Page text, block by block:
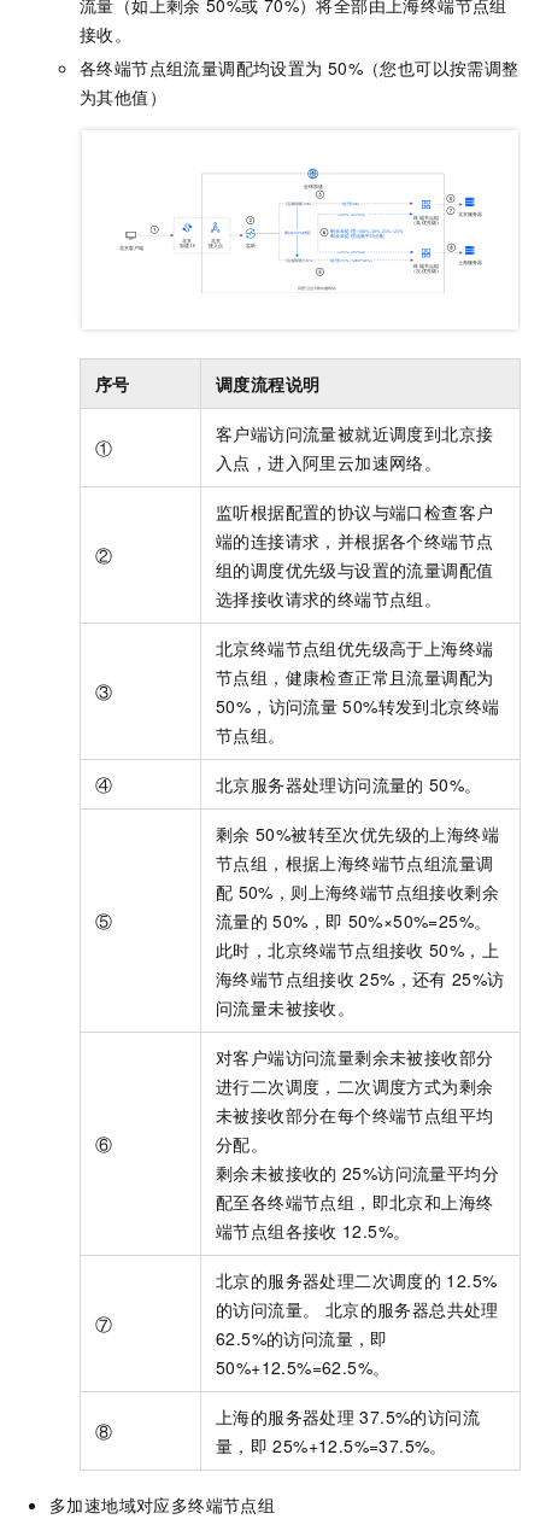
接收。
各终端节点组流量调配均设置为 50%（您也可以按需调整
为其他值）
序号 调度流程说明
①
客户端访问流量被就近调度到北京接
入点，进入阿里云加速网络。
②
监听根据配置的协议与端口检查客户
端的连接请求，并根据各个终端节点
组的调度优先级与设置的流量调配值
选择接收请求的终端节点组。
③
北京终端节点组优先级高于上海终端
节点组，健康检查正常且流量调配为
50%，访问流量 50%转发到北京终端
节点组。
④ 北京服务器处理访问流量的 50%。
⑤
剩余 50%被转至次优先级的上海终端
节点组，根据上海终端节点组流量调
配 50%，则上海终端节点组接收剩余
流量的 50%，即 50%×50%=25%。
此时，北京终端节点组接收 50%，上
海终端节点组接收 25%，还有 25%访
问流量未被接收。
⑥
对客户端访问流量剩余未被接收部分
进行二次调度，二次调度方式为剩余
未被接收部分在每个终端节点组平均
分配。
剩余未被接收的 25%访问流量平均分
配至各终端节点组，即北京和上海终
端节点组各接收 12.5%。
⑦
北京的服务器处理二次调度的 12.5%
的访问流量。 北京的服务器总共处理
62.5%的访问流量，即
50%+12.5%=62.5%。
⑧
上海的服务器处理 37.5%的访问流
量，即 25%+12.5%=37.5%。
多加速地域对应多终端节点组